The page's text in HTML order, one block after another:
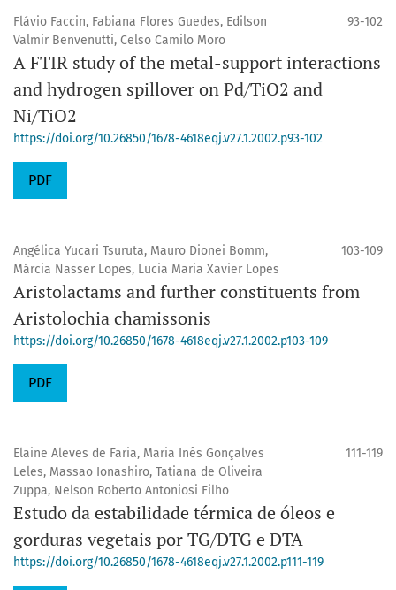
Flávio Faccin, Fabiana Flores Guedes, Edilson
Valmir Benvenutti, Celso Camilo Moro
93-102
A FTIR study of the metal-support interactions
and hydrogen spillover on Pd/TiO2 and
Ni/TiO2
https://doi.org/10.26850/1678-4618eqj.v27.1.2002.p93-102
PDF
Angélica Yucari Tsuruta, Mauro Dionei Bomm,
Márcia Nasser Lopes, Lucia Maria Xavier Lopes
103-109
Aristolactams and further constituents from
Aristolochia chamissonis
https://doi.org/10.26850/1678-4618eqj.v27.1.2002.p103-109
PDF
Elaine Aleves de Faria, Maria Inês Gonçalves
Leles, Massao Ionashiro, Tatiana de Oliveira
Zuppa, Nelson Roberto Antoniosi Filho
111-119
Estudo da estabilidade térmica de óleos e
gorduras vegetais por TG/DTG e DTA
https://doi.org/10.26850/1678-4618eqj.v27.1.2002.p111-119